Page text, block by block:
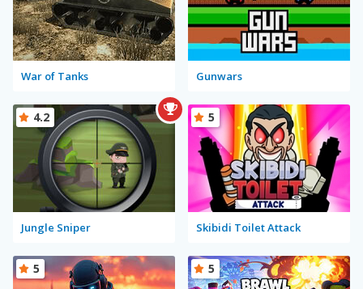
War of Tanks Gunwars
Jungle Sniper
4.2
Skibidi Toilet Attack
5
5 5